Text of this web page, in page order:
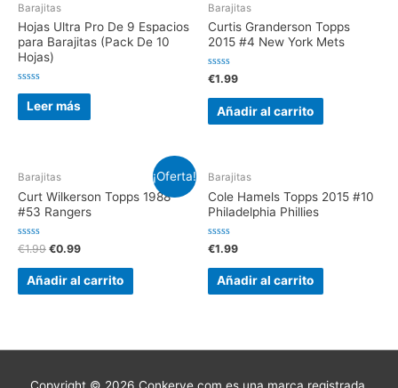
Barajitas
Hojas Ultra Pro De 9 Espacios
para Barajitas (Pack De 10
Hojas)
V
o
e
n
0
d
e
5
Leer más
Barajitas
Curtis Granderson Topps
2015 #4 New York Mets
V
a
l
a
0
d
e
5
€1.99
Añadir al carrito
¡Oferta!
Barajitas
Curt Wilkerson Topps 1988
#53 Rangers
V
a
l
a
d
€1.99 €0.99
Añadir al carrito
Barajitas
Cole Hamels Topps 2015 #10
Philadelphia Phillies
V
a
l
a
d
€1.99
Añadir al carrito